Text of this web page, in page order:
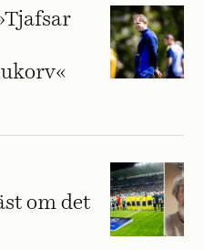
om det